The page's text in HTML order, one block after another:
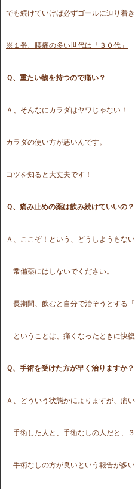
でも続けていけば必ずゴールに辿り着
※１番、腰痛の多い世代は「３０代」
Ｑ、重たい物を持つので痛い？
Ａ、そんなにカラダはヤワじゃない！
カラダの使い方が悪いんです。
コツを知ると大丈夫です！
Ｑ、痛み止めの薬は飲み続けていいの？
Ａ、ここぞ！という、どうしようもな
常備薬にはしないでください。
長期間、飲むと自分で治そうとする「
ということは、痛くなったときに快復
Ｑ、手術を受けた方が早く治りますか？
Ａ、どういう状態かによりますが、痛
手術した人と、手術なしの人だと、
手術なしの方が良いという報告が多い